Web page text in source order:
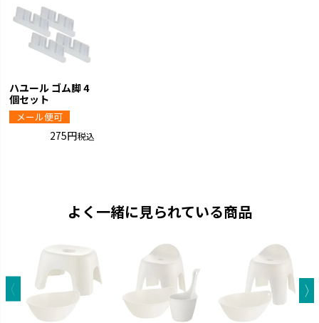
ハユール ゴム脚 4
個セット
メール便可
275 税込
よく一緒に見られている商品